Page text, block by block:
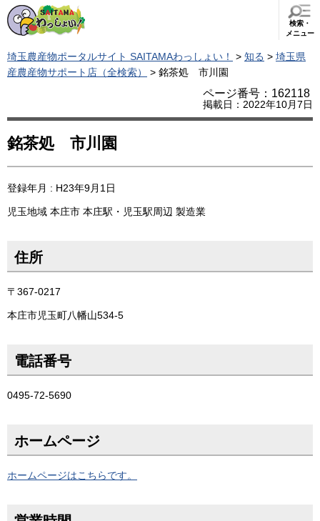
検索・
メニュー
埼玉農産物ポータルサイト SAITAMAわっしょい！ > 知る > 埼玉県
産農産物サポート店（全検索）
> 銘茶処 市川園
ページ番号：162118
掲載日：2022年10月7日
銘茶処 市川園
登録年月 : H23年9月1日
児玉地域 本庄市 本庄駅・児玉駅周辺 製造業
住所
〒367-0217
本庄市児玉町八幡山534-5
電話番号
0495-72-5690
ホームページ
ホームページはこちらです。